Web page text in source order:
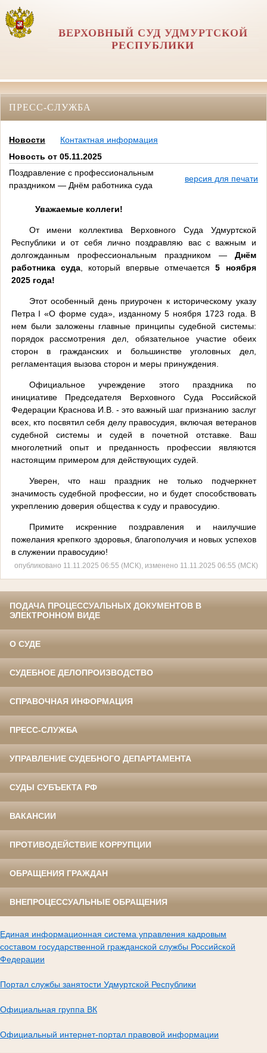
ВЕРХОВНЫЙ СУД УДМУРТСКОЙ
РЕСПУБЛИКИ
ПРЕСС-СЛУЖБА
Новости
Контактная информация
Новость от 05.11.2025
Поздравление с профессиональным
праздником — Днём работника суда
версия для печати
Уважаемые коллеги!
От имени коллектива Верховного Суда Удмуртской
Республики и от себя лично поздравляю вас с важным и
долгожданным профессиональным праздником — Днём
работника суда, который впервые отмечается5 ноября
2025 года!
Этот особенный день приурочен к историческому указу
Петра I «О форме суда», изданному 5 ноября 1723 года. В
нем были заложены главные принципы судебной системы:
порядок рассмотрения дел, обязательное участие обеих
сторон в гражданских и большинстве уголовных дел,
регламентация вызова сторон и меры принуждения.
Официальное учреждение этого праздника по
инициативе Председателя Верховного Суда Российской
Федерации Краснова И.В. - это важный шаг признанию заслуг
всех, кто посвятил себя делу правосудия, включая ветеранов
судебной системы и судей в почетной отставке. Ваш
многолетний опыт и преданность профессии являются
настоящим примером для действующих судей.
Уверен, что наш праздник не только подчеркнет
значимость судебной профессии, но и будет способствовать
укреплению доверия общества к суду и правосудию.
Примите искренние поздравления и наилучшие
пожелания крепкого здоровья, благополучия и новых успехов
в служении правосудию!
опубликовано 11.11.2025 06:55 (МСК), изменено 11.11.2025 06:55 (МСК)
ПОДАЧА ПРОЦЕССУАЛЬНЫХ ДОКУМЕНТОВ В
ЭЛЕКТРОННОМ ВИДЕ
О СУДЕ
СУДЕБНОЕ ДЕЛОПРОИЗВОДСТВО
СПРАВОЧНАЯ ИНФОРМАЦИЯ
ПРЕСС-СЛУЖБА
УПРАВЛЕНИЕ СУДЕБНОГО ДЕПАРТАМЕНТА
СУДЫ СУБЪЕКТА РФ
ВАКАНСИИ
ПРОТИВОДЕЙСТВИЕ КОРРУПЦИИ
ОБРАЩЕНИЯ ГРАЖДАН
ВНЕПРОЦЕССУАЛЬНЫЕ ОБРАЩЕНИЯ
Единая информационная система управления кадровым
составом государственной гражданской службы Российской
Федерации
Портал службы занятости Удмуртской Республики
Официальная группа ВК
Официальный интернет-портал правовой информации